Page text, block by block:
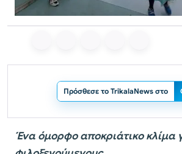
Πρόσθεσε το TrikalaNews στο
Ένα όμορφο αποκριάτικο κλίμα